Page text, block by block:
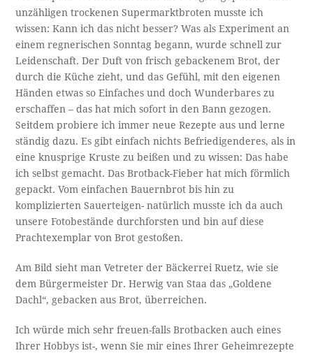
unzähligen trockenen Supermarktbroten musste ich
wissen: Kann ich das nicht besser? Was als Experiment an
einem regnerischen Sonntag begann, wurde schnell zur
Leidenschaft. Der Duft von frisch gebackenem Brot, der
durch die Küche zieht, und das Gefühl, mit den eigenen
Händen etwas so Einfaches und doch Wunderbares zu
erschaffen – das hat mich sofort in den Bann gezogen.
Seitdem probiere ich immer neue Rezepte aus und lerne
ständig dazu. Es gibt einfach nichts Befriedigenderes, als in
eine knusprige Kruste zu beißen und zu wissen: Das habe
ich selbst gemacht. Das Brotback-Fieber hat mich förmlich
gepackt. Vom einfachen Bauernbrot bis hin zu
komplizierten Sauerteigen- natürlich musste ich da auch
unsere Fotobestände durchforsten und bin auf diese
Prachtexemplar von Brot gestoßen.
Am Bild sieht man Vetreter der Bäckerrei Ruetz, wie sie
dem Bürgermeister Dr. Herwig van Staa das „Goldene
Dachl“, gebacken aus Brot, überreichen.
Ich würde mich sehr freuen-falls Brotbacken auch eines
Ihrer Hobbys ist-, wenn Sie mir eines Ihrer Geheimrezepte